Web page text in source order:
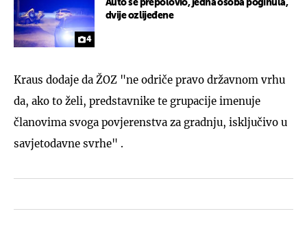
4
Auto se prepolovio, jedna osoba poginula,
dvije ozlijeđene
Kraus dodaje da ŽOZ "ne odriče pravo državnom vrhu
da, ako to želi, predstavnike te grupacije imenuje
članovima svoga povjerenstva za gradnju, isključivo u
savjetodavne svrhe" .